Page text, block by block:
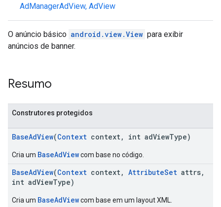
AdManagerAdView, AdView
O anúncio básico android.view.View para exibir
anúncios de banner.
Resumo
Construtores protegidos
BaseAdView(Context context, int adViewType)
Cria um BaseAdViewcom base no código.
BaseAdView(Context context, AttributeSet attrs,
int adViewType)
Cria um BaseAdViewcom base em um layout XML.